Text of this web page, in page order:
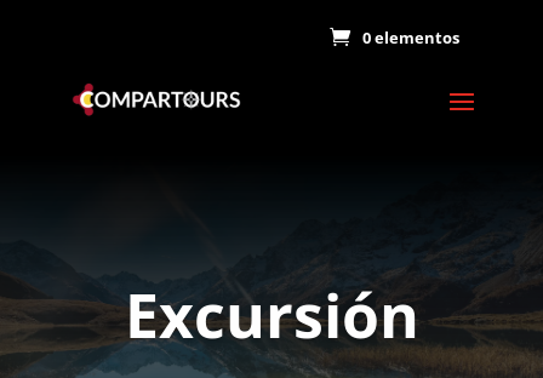
0 elementos
Excursión